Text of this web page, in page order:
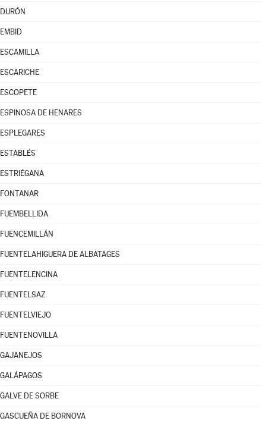
DURÓN
EMBID
ESCAMILLA
ESCARICHE
ESCOPETE
ESPINOSA DE HENARES
ESPLEGARES
ESTABLÉS
ESTRIÉGANA
FONTANAR
FUEMBELLIDA
FUENCEMILLÁN
FUENTELAHIGUERA DE ALBATAGES
FUENTELENCINA
FUENTELSAZ
FUENTELVIEJO
FUENTENOVILLA
GAJANEJOS
GALÁPAGOS
GALVE DE SORBE
GASCUEÑA DE BORNOVA